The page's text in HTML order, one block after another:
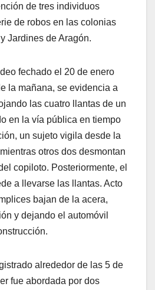
de tres individuos
de robos en las colonias
Jardines de Aragón.
fechado el 20 de enero
la mañana, se evidencia a
las cuatro llantas de un
en la vía pública en tiempo
un sujeto vigila desde la
otros dos desmontan
copiloto. Posteriormente, el
a llevarse las llantas. Acto
bajan de la acera,
y dejando el automóvil
alrededor de las 5 de
fue abordada por dos